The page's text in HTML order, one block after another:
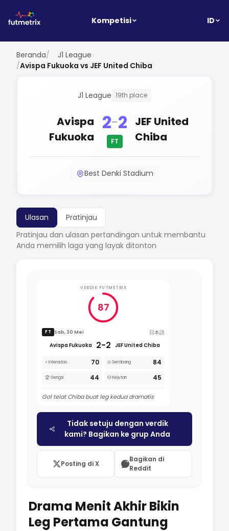
Kompetisi ID
Beranda/
J1 League
/Avispa Fukuoka vs JEF United Chiba
J1 League 19th place
Avispa
Fukuoka
2-2
FT
JEF United
Chiba
Best Denki Stadium
Ulasan
Pratinjau
Pratinjau dan ulasan pertandingan untuk membantu
Anda memilih laga yang layak ditonton
VERDIK FUTMETRIX
87
FT Sab, 30 Mei
日本語
Avispa Fukuoka
2-2 JEF United Chiba
⚡ Intensitas 70 ⚖️ Seimbang 84
🏆 Gengsi 44 🎲 Kejutan 45
Gol telat Chiba buat leg kedua dramatis
Tidak setuju dengan verdik
kami? Bagikan ke grup Anda
Posting di X
Bagikan di
Reddit
Drama Menit Akhir Bikin
Leg Pertama Gantung